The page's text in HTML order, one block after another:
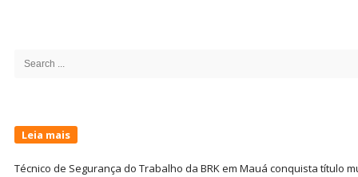
Search
Leia mais
Técnico de Segurança do Trabalho da BRK em Mauá conquista título